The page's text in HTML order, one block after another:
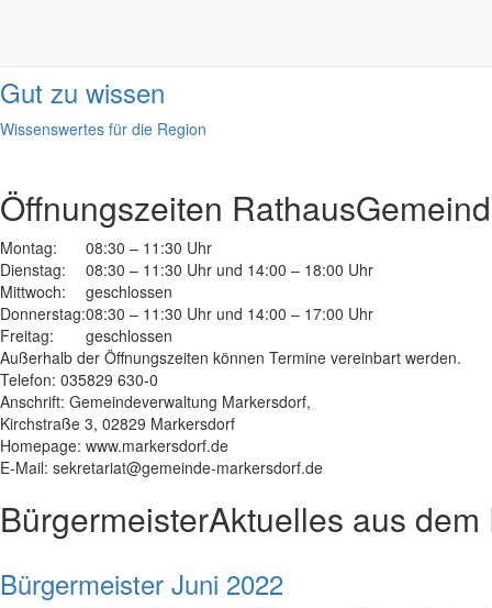
Gut zu wissen
Wissenswertes für die Region
Öffnungszeiten Rathaus
Montag:
08:30 – 11:30 Uhr
Dienstag:
08:30 – 11:30 Uhr und 14:00 – 18:00 Uhr
Mittwoch:
geschlossen
Donnerstag:08:30 – 11:30 Uhr und 14:00 – 17:00 Uhr
Freitag:
geschlossen
Außerhalb der Öffnungszeiten können Termine vereinbart werden.
Telefon: 035829 630-0
Anschrift: Gemeindeverwaltung Markersdorf,
Kirchstraße 3, 02829 Markersdorf
Homepage: www.markersdorf.de
E-Mail: sekretariat@gemeinde-markersdorf.de
BürgermeisterAktuelles aus dem
Bürgermeister Juni 2022